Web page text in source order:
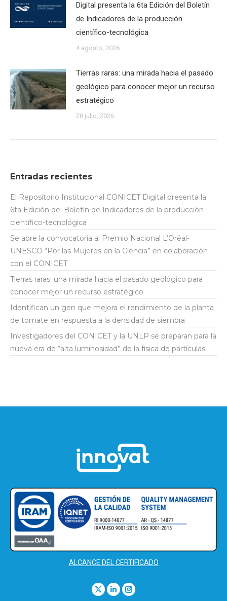
Digital presenta la 6ta Edición del Boletín
de Indicadores de la producción
científico-tecnológica
4 agosto, 2026
Tierras raras: una mirada hacia el pasado
geológico para conocer mejor un recurso
estratégico
28 julio, 2026
Entradas recientes
El Repositorio Institucional CONICET Digital presenta la
6ta Edición del Boletín de Indicadores de la producción
científico-tecnológica
Se abre la convocatoria al Premio Nacional L’Oréal-
UNESCO “Por las Mujeres en la Ciencia” en colaboración
con el CONICET
Tierras raras: una mirada hacia el pasado geológico para
conocer mejor un recurso estratégico
Identifican un gen que mejora el rendimiento de la planta
de tomate en respuesta a la densidad de siembra
Investigadores del CONICET y la UNLP se preparan para la
nueva era de “alta luminosidad” de la física de partículas
ALCANCE DEL CERTIFICADO
X
LinkedinInstagram